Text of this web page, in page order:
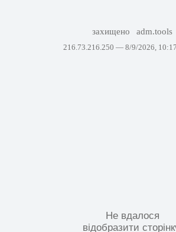
захищено adm.tools
216.73.216.250 — 8/9/2026,
Не вдалося
відобразити